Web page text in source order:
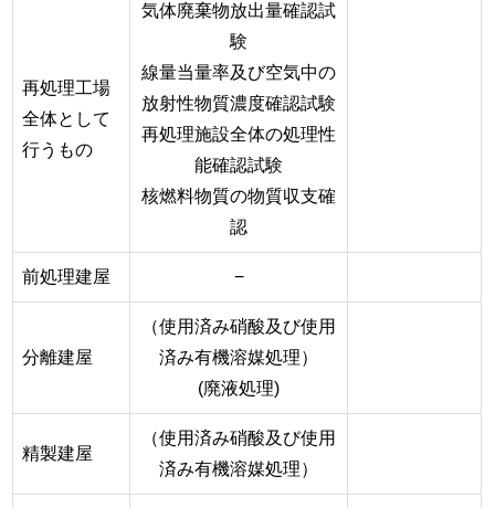
再処理工場
全体として
行うもの
気体廃棄物放出量確認試
験
線量当量率及び空気中の
放射性物質濃度確認試験
再処理施設全体の処理性
能確認試験
核燃料物質の物質収支確
認
前処理建屋 −
分離建屋
（使用済み硝酸及び使用
済み有機溶媒処理）
(廃液処理)
精製建屋
（使用済み硝酸及び使用
済み有機溶媒処理）